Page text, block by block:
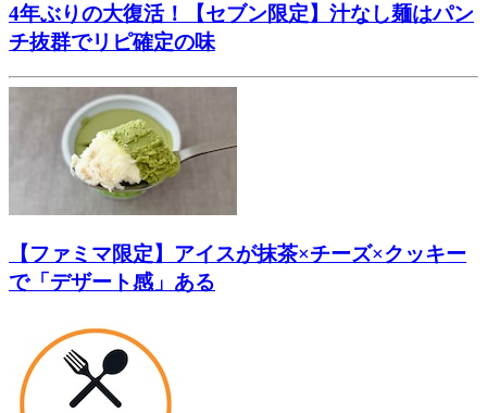
4年ぶりの大復活！【セブン限定】汁なし麺はパン
チ抜群でリピ確定の味
【ファミマ限定】アイスが抹茶×チーズ×クッキー
で「デザート感」ある